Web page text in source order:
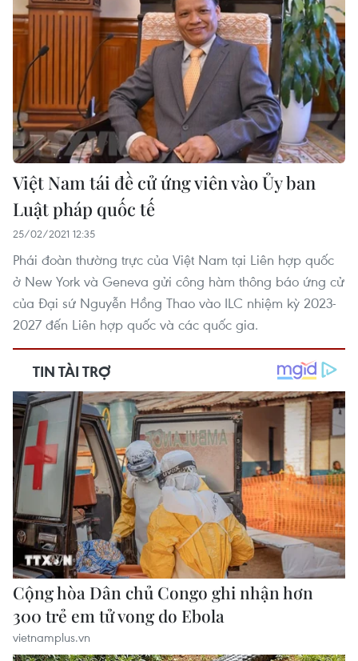
Việt Nam tái đề cử ứng viên vào Ủy ban
Luật pháp quốc tế
25/02/2021 12:35
Phái đoàn thường trực của Việt Nam tại Liên hợp quốc
ở New York và Geneva gửi công hàm thông báo ứng cử
của Đại sứ Nguyễn Hồng Thao vào ILC nhiệm kỳ 2023-
2027 đến Liên hợp quốc và các quốc gia.